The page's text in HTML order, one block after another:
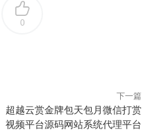
0
下一篇
超越云赏金牌包天包月微信打赏
视频平台源码网站系统代理平台